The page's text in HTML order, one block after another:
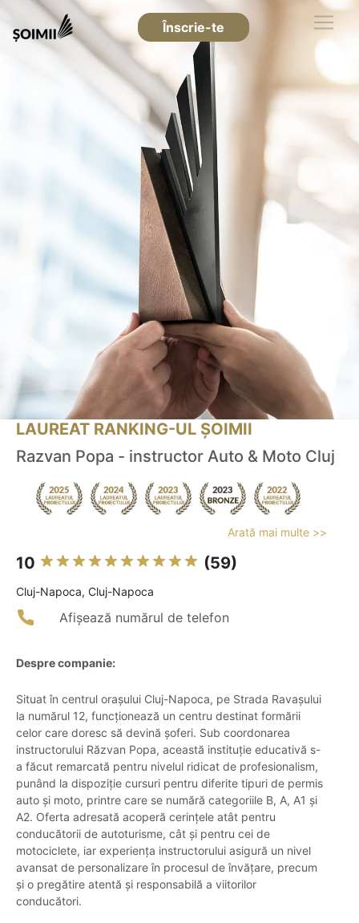
Înscrie-te
LAUREAT RANKING-UL ȘOIMII
Razvan Popa - instructor Auto & Moto Cluj
Arată mai multe >>
10 (59)
Cluj-Napoca, Cluj-Napoca
Afișează numărul de telefon
Despre companie:
Situat în centrul orașului Cluj-Napoca, pe Strada Ravașului
la numărul 12, funcționează un centru destinat formării
celor care doresc să devină șoferi. Sub coordonarea
instructorului Răzvan Popa, această instituție educativă s-
a făcut remarcată pentru nivelul ridicat de profesionalism,
punând la dispoziție cursuri pentru diferite tipuri de permis
auto și moto, printre care se numără categoriile B, A, A1 și
A2. Oferta adresată acoperă cerințele atât pentru
conducătorii de autoturisme, cât și pentru cei de
motociclete, iar experiența instructorului asigură un nivel
avansat de personalizare în procesul de învățare, precum
și o pregătire atentă și responsabilă a viitorilor
conducători.